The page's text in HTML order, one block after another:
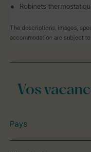
Robinets
The descriptions, images,
accommodation are subject
Vos
Pays